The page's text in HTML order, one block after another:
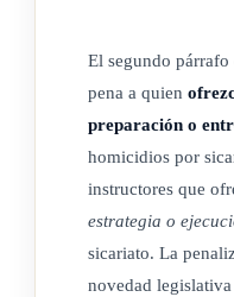
El segundo párrafo
pena a quien
preparación o
homicidios por
instructores que
estrategia o
sicariato. La
novedad